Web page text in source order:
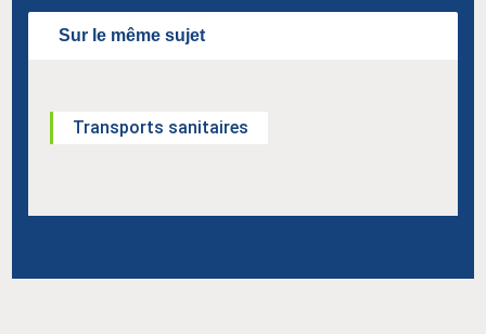
Sur le même sujet
Transports sanitaires